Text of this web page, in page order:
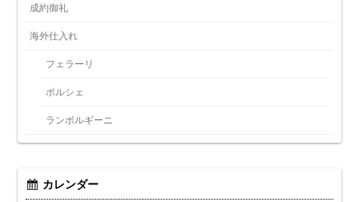
成約御礼
海外仕入れ
フェラーリ
ポルシェ
ランボルギーニ
カレンダー